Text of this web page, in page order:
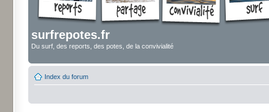
surfrepotes.fr
Du surf, des reports, des potes, de la convivialité
Index du forum